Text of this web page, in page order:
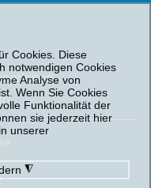
Cookies. Diese
notwendigen Cookies
Analyse von
Wenn Sie Cookies
Funktionalität der
sie jederzeit hier
unserer
◮